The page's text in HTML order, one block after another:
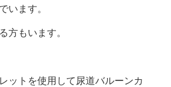
います。
方もいます。
ットを使用して尿道バルーンカ